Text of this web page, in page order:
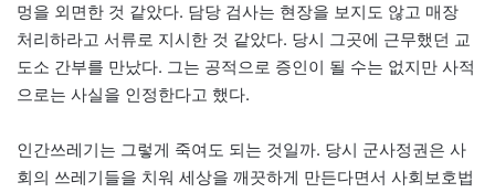
멍을 외면한 것 같았다. 담당 검사는 현장을 보지도 않고 매장
처리하라고 서류로 지시한 것 같았다. 당시 그곳에 근무했던 교
도소 간부를 만났다. 그는 공적으로 증인이 될 수는 없지만 사적
으로는 사실을 인정한다고 했다.
인간쓰레기는 그렇게 죽여도 되는 것일까. 당시 군사정권은 사
회의 쓰레기들을 치워 세상을 깨끗하게 만든다면서 사회보호법